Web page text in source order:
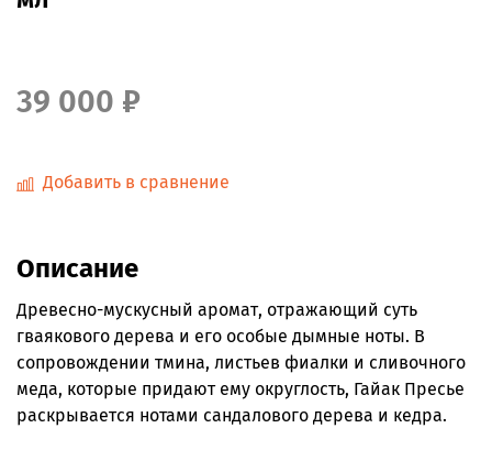
39 000 ₽
Добавить в сравнение
Описание
Древесно-мускусный аромат, отражающий суть
гваякового дерева и его особые дымные ноты. В
сопровождении тмина, листьев фиалки и сливочного
меда, которые придают ему округлость, Гайак Пресье
раскрывается нотами сандалового дерева и кедра.